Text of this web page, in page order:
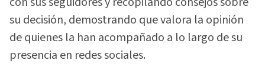
su decisión, demostrando que valora la opinión
de quienes la han acompañado a lo largo de su
presencia en redes sociales.